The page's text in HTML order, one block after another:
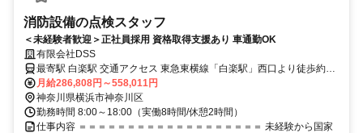
消防設備の点検スタッフ
＜未経験者歓迎＞正社員採用 資格取得支援あり 車通勤OK
有限会社DSS
最寄駅 白楽駅 交通アクセス 東急東横線「白楽駅」西口より徒歩約9
分 車通勤可
月給286,808円～558,011円
神奈川県横浜市神奈川区
勤務時間 8:00～18:00（実働8時間/休憩2時間）
仕事内容 ＝＝＝＝＝＝＝＝＝＝＝＝＝＝＝＝＝＝＝ 未経験から国家